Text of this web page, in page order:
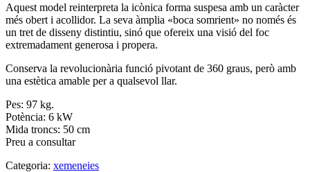
Aquest model reinterpreta la icònica forma suspesa amb un caràcter
més obert i acollidor. La seva àmplia «boca somrient» no només és
un tret de disseny distintiu, sinó que ofereix una visió del foc
extremadament generosa i propera.
Conserva la revolucionària funció pivotant de 360 graus, però amb
una estètica amable per a qualsevol llar.
Pes: 97 kg.
Potència: 6 kW
Mida troncs: 50 cm
Preu a consultar
Categoria: xemeneies